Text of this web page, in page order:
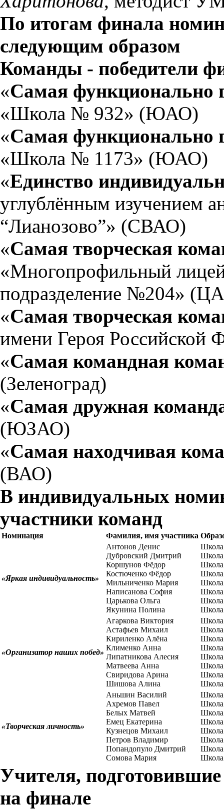
По итогам финала
следующим образом
Команды - победители
«Самая функционально
«Школа № 932» (ЮАО)
«Самая функционально
«Школа № 1173» (ЮАО)
«Единство
углублённым изучением
“Лианозово”» (СВАО)
«Самая творческая
«Многопрофильный
подразделение №204»
«Самая творческая
имени Героя Российской
«Самая командная
(Зеленоград)
«Самая дружная
(ЮЗАО)
«Самая находчивая
(ВАО)
В индивидуальных
участники команд
Номинация Фамилия, имя участника
«Яркая индивидуальность»
Антонов Денис
Дубровский Дмитрий
Коршунов Фёдор
Костюченко Фёдор
Мильниченко Мария
Написанова София
Царькова Ольга
Якунина Полина
«Организатор наших побед»
Агаркова Виктория
Астафьев Михаил
Кириленко Алёна
Клименко Анна
Липатникова Алесия
Матвеева Анна
Свиридова Арина
Шишова Алина
«Творческая личность»
Аньшин Василий
Ахремов Павел
Белых Матвей
Емец Екатерина
Кузнецов Михаил
Петров Владимир
Попандопуло Дмитрий
Сомова Мария
Учителя,
на финале